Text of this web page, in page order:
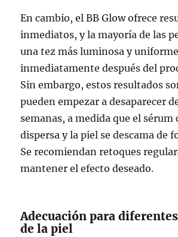
En cambio, el BB Glow ofrece
inmediatos, y la mayoría de las
una tez más luminosa y uniforme
inmediatamente después del
Sin embargo, estos resultados
pueden empezar a desaparecer
semanas, a medida que el sérum
dispersa y la piel se descama de
Se recomiendan retoques
mantener el efecto deseado.
Adecuación para
de la piel